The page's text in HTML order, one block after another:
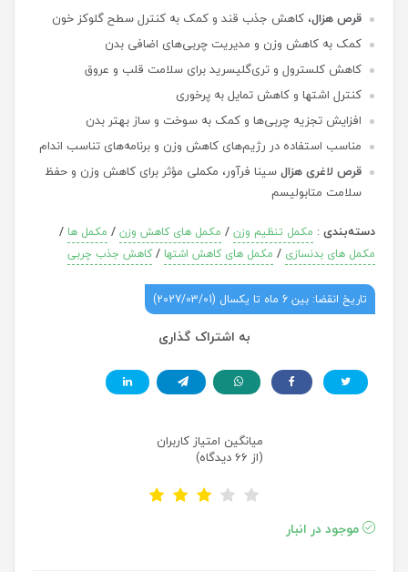
قرص هزال، کاهش جذب قند و کمک به کنترل سطح گلوکز خون
کمک به کاهش وزن و مدیریت چربی‌های اضافی بدن
کاهش کلسترول و تری‌گلیسرید برای سلامت قلب و عروق
کنترل اشتها و کاهش تمایل به پرخوری
افزایش تجزیه چربی‌ها و کمک به سوخت و ساز بهتر بدن
مناسب استفاده در رژیم‌های کاهش وزن و برنامه‌های تناسب اندام
قرص لاغری هزالسینا فرآور، مکملی مؤثر برای کاهش وزن و حفظ
سلامت متابولیسم
دسته‌بندی: مکمل تنظیم وزن/ مکمل های کاهش وزن/ مکمل ها /
مکمل های بدنسازی / مکمل های کاهش اشتها /کاهش جذب چربی
تاریخ انقضا: بین 6 ماه تا یکسال (2027/03/01)
به اشتراک گذاری
میانگین امتیاز کاربران
(از 66 دیدگاه)
موجود در انبار